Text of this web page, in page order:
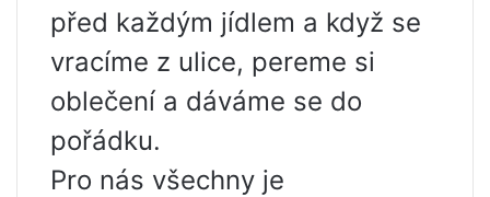
před každým jídlem a když se
vracíme z ulice, pereme si
oblečení a dáváme se do
pořádku.
Pro nás všechny je